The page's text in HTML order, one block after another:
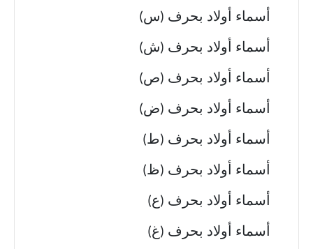
أسماء أولاد بحرف (س)
أسماء أولاد بحرف (ش)
أسماء أولاد بحرف (ص)
أسماء أولاد بحرف (ض)
أسماء أولاد بحرف (ط)
أسماء أولاد بحرف (ظ)
أسماء أولاد بحرف (ع)
أسماء أولاد بحرف (غ)